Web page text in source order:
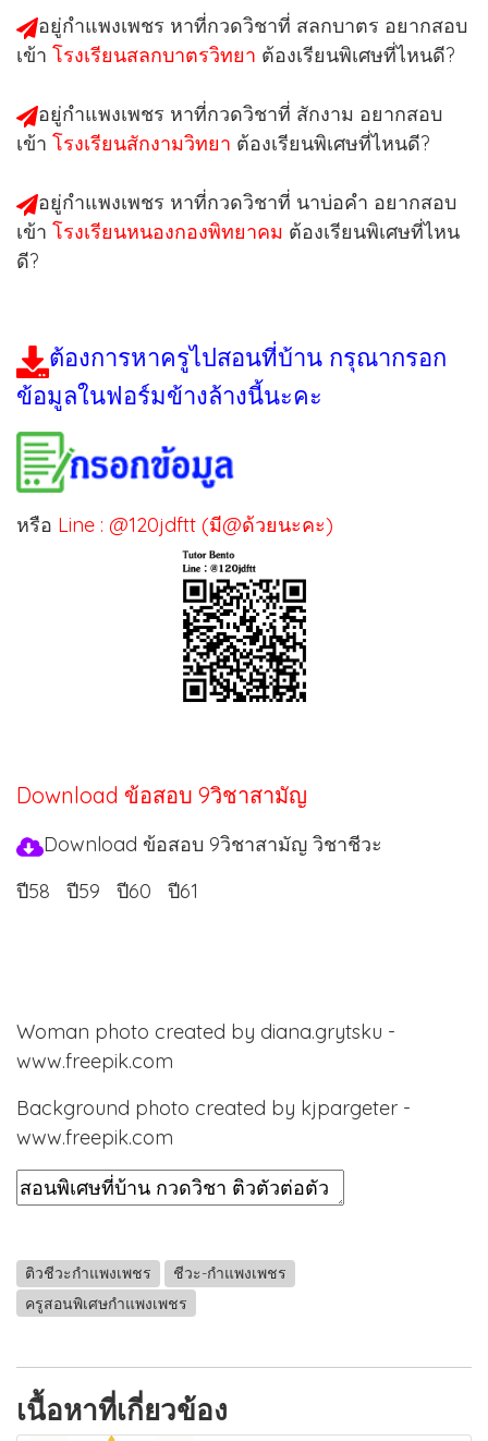
อยู่กำแพงเพชร หาที่กวดวิชาที่ สลกบาตร อยากสอบ
เข้า โรงเรียนสลกบาตรวิทยา ต้องเรียนพิเศษที่ไหนดี?
อยู่กำแพงเพชร หาที่กวดวิชาที่ สักงาม อยากสอบ
เข้า โรงเรียนสักงามวิทยา ต้องเรียนพิเศษที่ไหนดี?
อยู่กำแพงเพชร หาที่กวดวิชาที่ นาบ่อคำ อยากสอบ
เข้า โรงเรียนหนองกองพิทยาคม ต้องเรียนพิเศษที่ไหน
ดี?
ต้องการหาครูไปสอนที่บ้าน กรุณากรอก
ข้อมูลในฟอร์มข้างล้างนี้นะคะ
หรือ Line : @120jdftt (มี@ด้วยนะคะ)
Download ข้อสอบ 9วิชาสามัญ
Download ข้อสอบ 9วิชาสามัญ วิชาชีวะ
ปี58
ปี59 ปี60 ปี61
Woman photo created by diana.grytsku -
www.freepik.com
Background photo created by kjpargeter -
www.freepik.com
ติวชีวะกำแพงเพชร
ชีวะ-กำแพงเพชร
ครูสอนพิเศษกำแพงเพชร
เนื้อหาที่เกี่ยวข้อง